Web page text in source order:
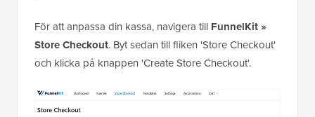
För att anpassa din kassa, navigera till FunnelKit »
Store Checkout. Byt sedan till fliken 'Store Checkout'
och klicka på knappen 'Create Store Checkout'.